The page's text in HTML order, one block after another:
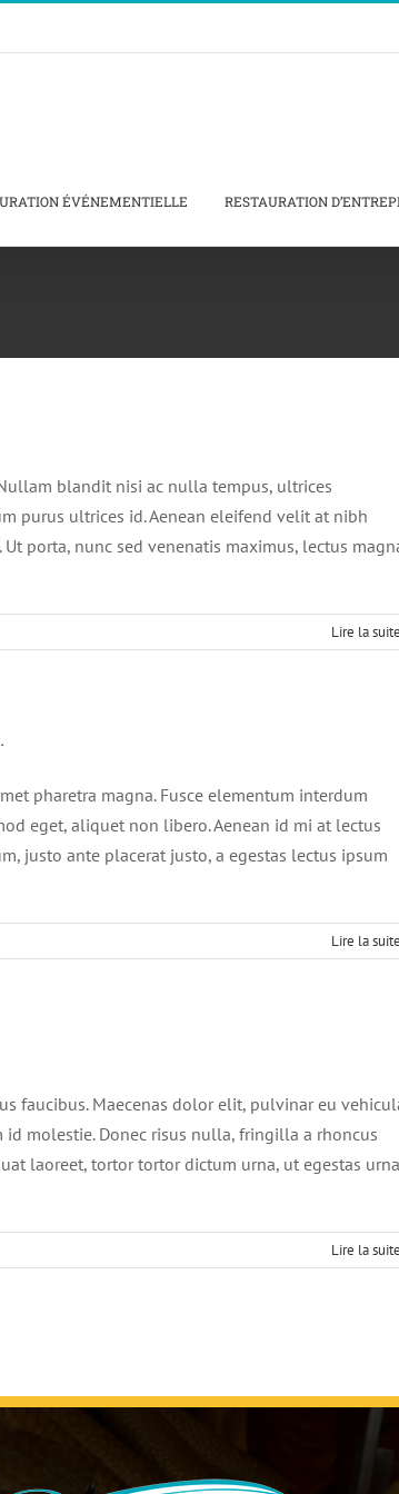
ÉVÉNEMENTIELLE RESTAURATION
blandit nisi ac nulla tempus, ultrices
purus ultrices id. Aenean eleifend velit at nibh
porta, nunc sed venenatis maximus, lectus
Lire la suite
pharetra magna. Fusce elementum interdum
eget, aliquet non libero. Aenean id mi at lectus
justo ante placerat justo, a egestas lectus ipsum
Lire la suite
faucibus. Maecenas dolor elit, pulvinar eu
molestie. Donec risus nulla, fringilla a rhoncus
laoreet, tortor tortor dictum urna, ut egestas urna
Lire la suite